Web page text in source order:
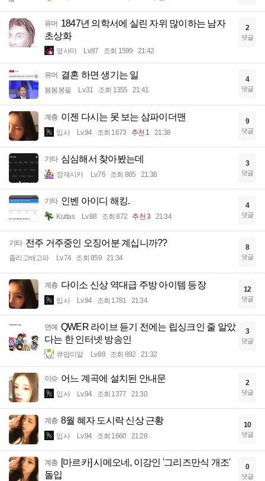
유머 1847년 의학서에 실린 자위 많이하는 남자
초상화
옆사마 Lv.87 조회 1599 21:42
2
댓글
유머 결혼 하면 생기는 일
봄봄봉필 Lv.31 조회 1355 21:41
4
댓글
계층 이젠 다시는 못 보는 삼파이더맨
입사 Lv.94 조회 1673 추천 1 21:38
9
댓글
기타 심심해서 찾아봤는데
장재시카 Lv.76 조회 865 21:38
3
댓글
기타 인벤 아이디 해킹.
Kurtas Lv.88 조회 872 추천 3 21:34
4
댓글
기타 전주 거주중인 오징어분 계십니까??
졸리고배고파 Lv.74 조회 859 21:34
8
댓글
계층 다이소 신상 역대급 주방 아이템 등장
입사 Lv.94 조회 1781 21:34
12
댓글
연예
QWER 라이브 듣기 전에는 립싱크인 줄 알았
다는 한 인터넷 방송인
큐땁이알 Lv.88 조회 892 21:32
3
댓글
이슈 어느 계곡에 설치된 안내문
입사 Lv.94 조회 1377 21:30
2
댓글
계층 8월 혜자 도시락 신상 근황
입사 Lv.94 조회 1660 21:28
10
댓글
계층 [마르카] 시메오네, 이강인 '그리즈만식 개조'
돌입
0
댓글